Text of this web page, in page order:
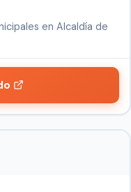
en Alcaldía de